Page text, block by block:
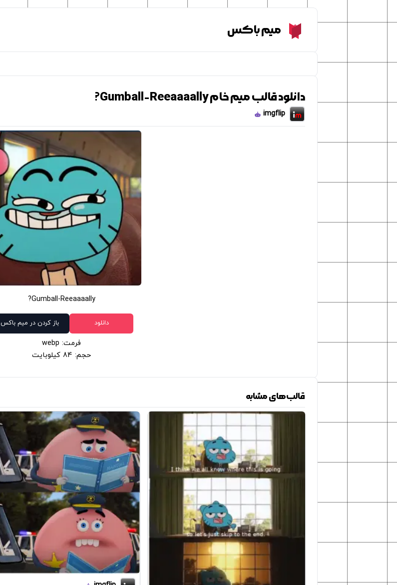
Meme Boxمیم باکس
دانلود قالب میم خام Gumball-Reeaaaally?
imgflip
Gumball-Reeaaaally?
دانلود باز کردن در میم باکس
فرمت: webp
حجم: 84 کیلوبایت
قالب‌های مشابه